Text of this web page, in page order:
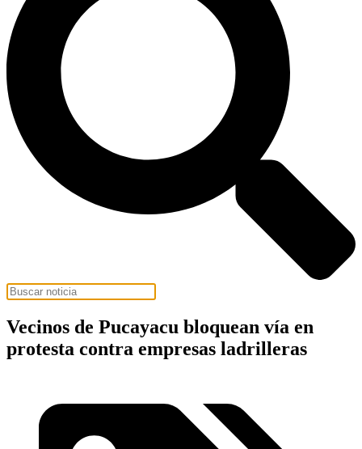
Vecinos de Pucayacu bloquean vía en
protesta contra empresas ladrilleras